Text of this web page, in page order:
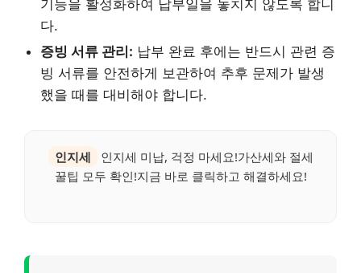
기능을 활성화하여 납부일을 놓치지 않도록 합니
다.
증빙 서류 관리: 납부 완료 후에는 반드시 관련 증
빙 서류를 안전하게 보관하여 추후 문제가 발생
했을 때를 대비해야 합니다.
인지세
인지세 미납, 걱정 마세요!가산세와 절세
꿀팁 모두 확인!지금 바로 클릭하고 해결하세요!